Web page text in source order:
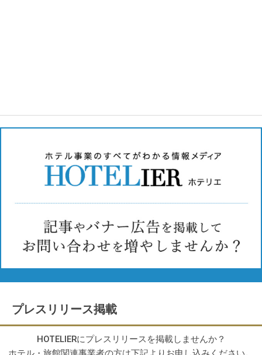
プレスリリース掲載
HOTELIERにプレスリリースを掲載しませんか？